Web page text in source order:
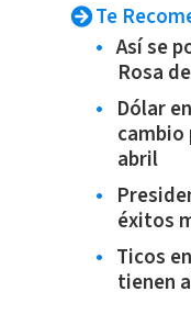
Te
Así se
Rosa
Dólar
cambio
abril
éxitos
Ticos
tienen